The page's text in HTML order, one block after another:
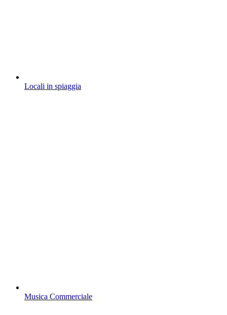
Locali in spiaggia
Musica Commerciale